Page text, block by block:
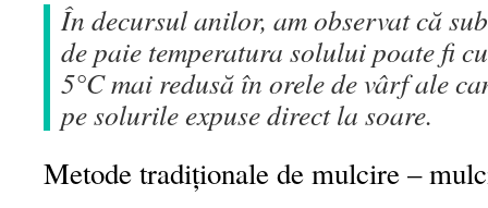
În decursul anilor, am observat că
de paie temperatura solului poate fi
5°C mai redusă în orele de vârf ale
pe solurile expuse direct la soare.
Metode tradiționale de mulcire –